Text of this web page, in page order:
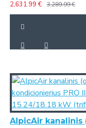
2,631.99 € 3,289.99 €